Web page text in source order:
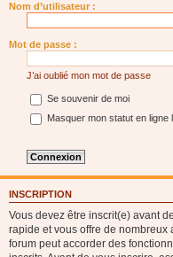
Nom d’utilisateur :
Mot de passe :
J’ai oublié mon mot de passe
Se souvenir de moi
Masquer mon statut en
INSCRIPTION
Vous devez être inscrit(e) avant
rapide et vous offre de nombreux
forum peut accorder des